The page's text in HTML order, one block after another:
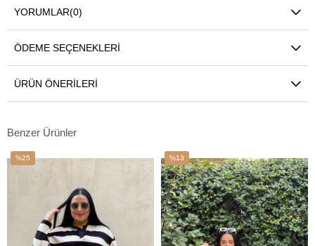
YORUMLAR(0)
ÖDEME SEÇENEKLERI
ÜRÜN ÖNERILERI
Benzer Ürünler
%25
%13
İndirim
%13İndirim